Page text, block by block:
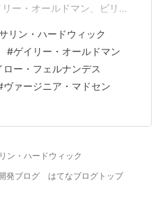
ー・オールドマン、ビリ
マドセン、ルーカス・ハー
100分の映画です。
あらすじ。（参照 映
恋」のキャサリン・ハード
の「赤ずきん」の“その後”を
リン・ハードウィック
#ゲイリー・オールドマン
ロー・フェルナンデス
ヴァージニア・マドセン
ン・ハードウィック
発ブログ
はてなブログトップ